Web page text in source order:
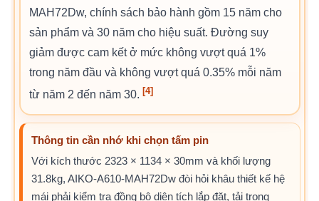
MAH72Dw, chính sách bảo hành gồm 15 năm cho
sản phẩm và 30 năm cho hiệu suất. Đường suy
giảm được cam kết ở mức không vượt quá 1%
trong năm đầu và không vượt quá 0.35% mỗi năm
từ năm 2 đến năm 30. [4]
Thông tin cần nhớ khi chọn tấm pin
Với kích thước 2323 × 1134 × 30mm và khối lượng
31.8kg, AIKO-A610-MAH72Dw đòi hỏi khâu thiết kế hệ
mái phải kiểm tra đồng bộ diện tích lắp đặt, tải trọng